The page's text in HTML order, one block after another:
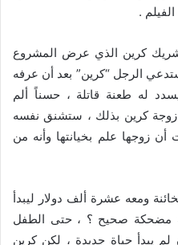
.
كرين الذي عرض المشروع
الرجل “كرين” بعد أن عرفه
له طعنة قاتلة ، حسناً ألم
زوجة كرين بذلك ، ستشنق نفسه
زوجها علم بخيانتها وأنه من
ومعه عشرة ألف دولار ليبدأ
مضحكة صحيح ؟ ، حتى الطفل
يبدأ حياة جديدة ، لكن كرين